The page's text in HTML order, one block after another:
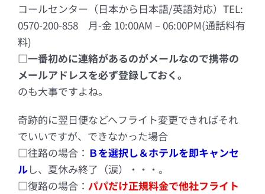
コールセンター（日本から日本語/英語対応）TEL:
0570-200-858 月-金 10:00AM – 06:00PM(通話料有
料)
□一番初めに連絡があるのがメールなので携帯の
メールアドレスを必ず登録しておく。
のも大事ですよね。
奇跡的に翌日便などへフライト変更できればそれ
でいいですが、できなかった場合
□往路の場合： Ｂを選択し＆ホテルを即キャンセ
ルし、夏休み終了（涙）・・・。
□復路の場合： パパだけ正規料金で他社フライト